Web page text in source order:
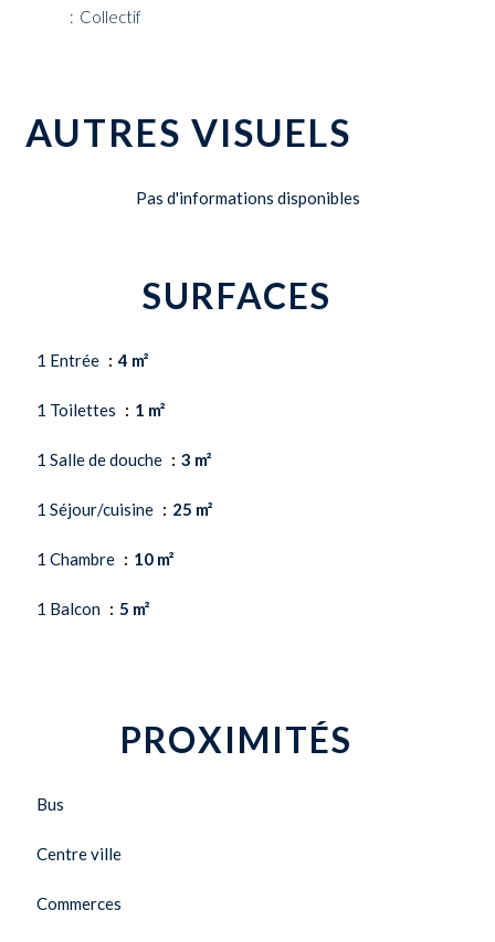
Collectif
AUTRES VISUELS
Pas d'informations disponibles
SURFACES
1 Entrée 4 m²
1 Toilettes 1 m²
1 Salle de douche 3 m²
1 Séjour/cuisine 25 m²
1 Chambre 10 m²
1 Balcon 5 m²
PROXIMITÉS
Bus
Centre ville
Commerces